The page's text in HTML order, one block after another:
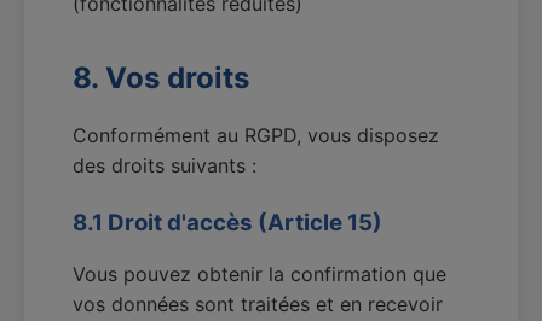
8. Vos droits
Conformément au RGPD, vous disposez
des droits suivants :
8.1 Droit d'accès (Article 15)
Vous pouvez obtenir la confirmation que
vos données sont traitées et en recevoir